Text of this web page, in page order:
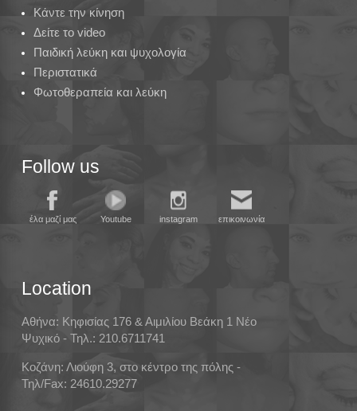
Κάντε την κίνηση
Δείτε το video
Παιδική λεύκη και ψυχολογία
Περιστατικά
Φωτοθεραπεία και λεύκη
Follow us
έλα μαζί μας Youtube instagram επικοινωνία
Location
Αθήνα: Κηφισίας 176 & Αιμιλίου Βεάκη 1 Νέο
Ψυχικό - Τηλ.: 210.6711741
Κοζάνη: Λιούφη 3, στο κέντρο της πόλης -
Τηλ/Fax: 24610.29277